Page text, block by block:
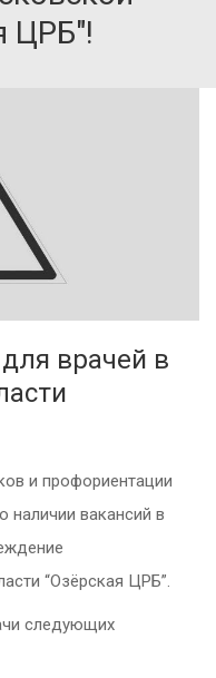
ЦРБ"!
врачей в
и профориентации
наличии вакансий в
“Озёрская ЦРБ”.
следующих